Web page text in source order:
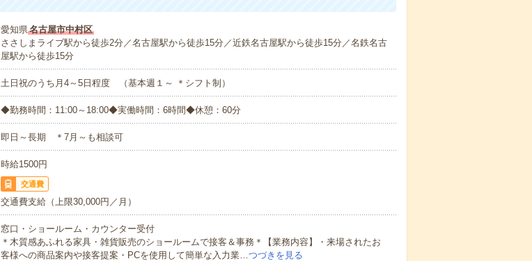
愛知県名古屋市中村区
ささしまライブ駅から徒歩2分／名古屋駅から徒歩15分／近鉄名古屋駅から徒歩15分／名鉄名古
屋駅から徒歩15分
土日祝のうち月4～5日程度 （基本週１～ ＊シフト制）
◆勤務時間：11:00～18:00◆実働時間：6時間◆休憩：60分
即日～長期 ＊7月～も相談可
時給1500円
交通費
交通費支給（上限30,000円／月）
窓口・ショールーム・カウンター受付
＊木質感あふれる家具・雑貨販売のショールームで接客＆事務＊【業務内容】・来場されたお
客様への商品案内や接客提案・PCを使用して簡単な入力業…つづきを見る